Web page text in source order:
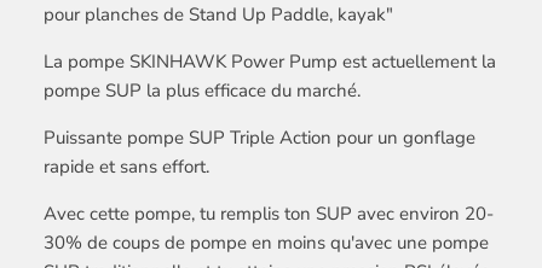
pour planches de Stand Up Paddle, kayak"
La pompe SKINHAWK Power Pump est actuellement la
pompe SUP la plus efficace du marché.
Puissante pompe SUP Triple Action pour un gonflage
rapide et sans effort.
Avec cette pompe, tu remplis ton SUP avec environ 20-
30% de coups de pompe en moins qu'avec une pompe